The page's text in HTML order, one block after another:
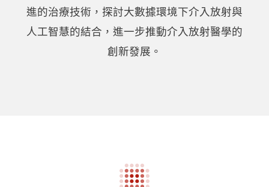
進的治療技術，探討大數據環境下介入放射與
人工智慧的結合，進一步推動介入放射醫學的
創新發展。